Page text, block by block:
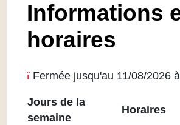
Informations
horaires
Fermée jusqu'au 11/08/2026
Jours de la
semaine
Horaires